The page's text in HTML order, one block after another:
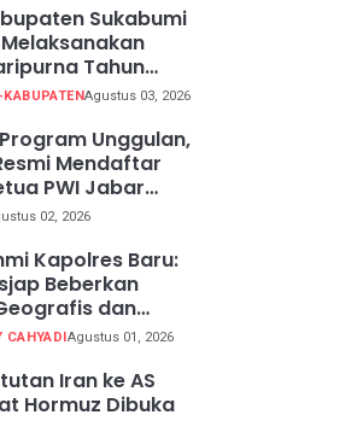
Sukabumi
Tahun
Agustus 03, 2026
Unggulan,
Mendaftar
PWI Jabar
02, 2026
Kapolres Baru:
Beberkan
dan
CAHYADIAgustus 01, 2026
Iran ke AS
Hormuz Dibuka